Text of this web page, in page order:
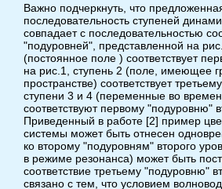
Важно подчеркнуть, что
последовательность ступеней
совпадает с последовательностью
"подуровней", представленной на
(постоянное поле ) соответствует
на рис.1, ступень 2 (поле, имеющее
пространстве) соответствует
ступени 3 и 4 (переменные во
соответствуют первому "подуровню"
Приведенный в работе [2] пример
системы может быть отнесен
ко второму "подуровням" второго
в режиме резонанса) может быть
соответствие третьему "подуровню"
связано с тем, что условием